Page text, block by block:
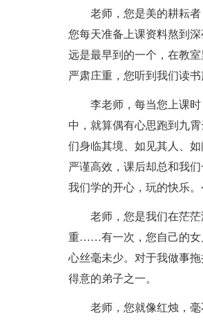
老师，您是美的耕耘
您每天准备上课资料熬到
远是最早到的一个，在教
严肃庄重，您听到我们读
李老师，每当您上课
中，就算偶有心思跑到九
们身临其境、如见其人、
严谨高效，课后却总和我
我们学的开心，玩的快乐
老师，您是我们在茫
重……有一次，您自己的女
心丝毫未少。对于我做事
得意的弟子之一。
老师，您就像红烛，